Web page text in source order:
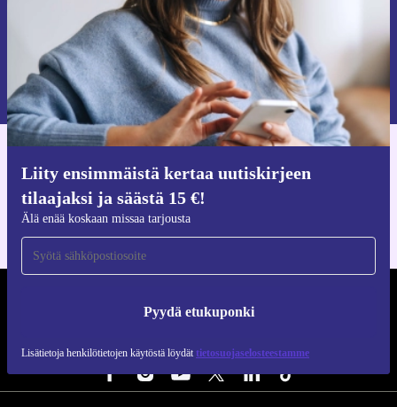
Liity ensimmäistä kertaa uutiskirjeen
tilaajaksi ja säästä 15 €!
Älä enää koskaan missaa tarjousta
Pyydä etukuponki
Lisätietoja henkilötietojen käytöstä löydät tietosuojaselosteestamme
Pyydä etukuponki
Lisätietoja henkilötietojen käytöstä löydättietosuojaselosteestamme.
iOS:lle ja Androidille